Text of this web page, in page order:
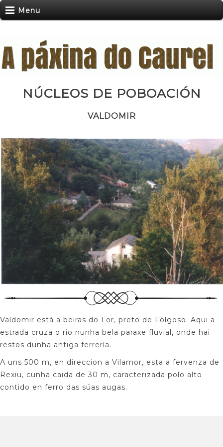
Menu
NÚCLEOS DE POBOACIÓN
VALDOMIR
Valdomir está a beiras do Lor, preto de Folgoso. Aqui a
estrada cruza o rio nunha bela paraxe fluvial, onde hai
restos dunha antiga ferrería.
A uns 500 m, en direccion a Vilamor, esta a fervenza de
Rexiu, cunha caida de 30 m, caracterizada polo alto
contido en ferro das súas augas.